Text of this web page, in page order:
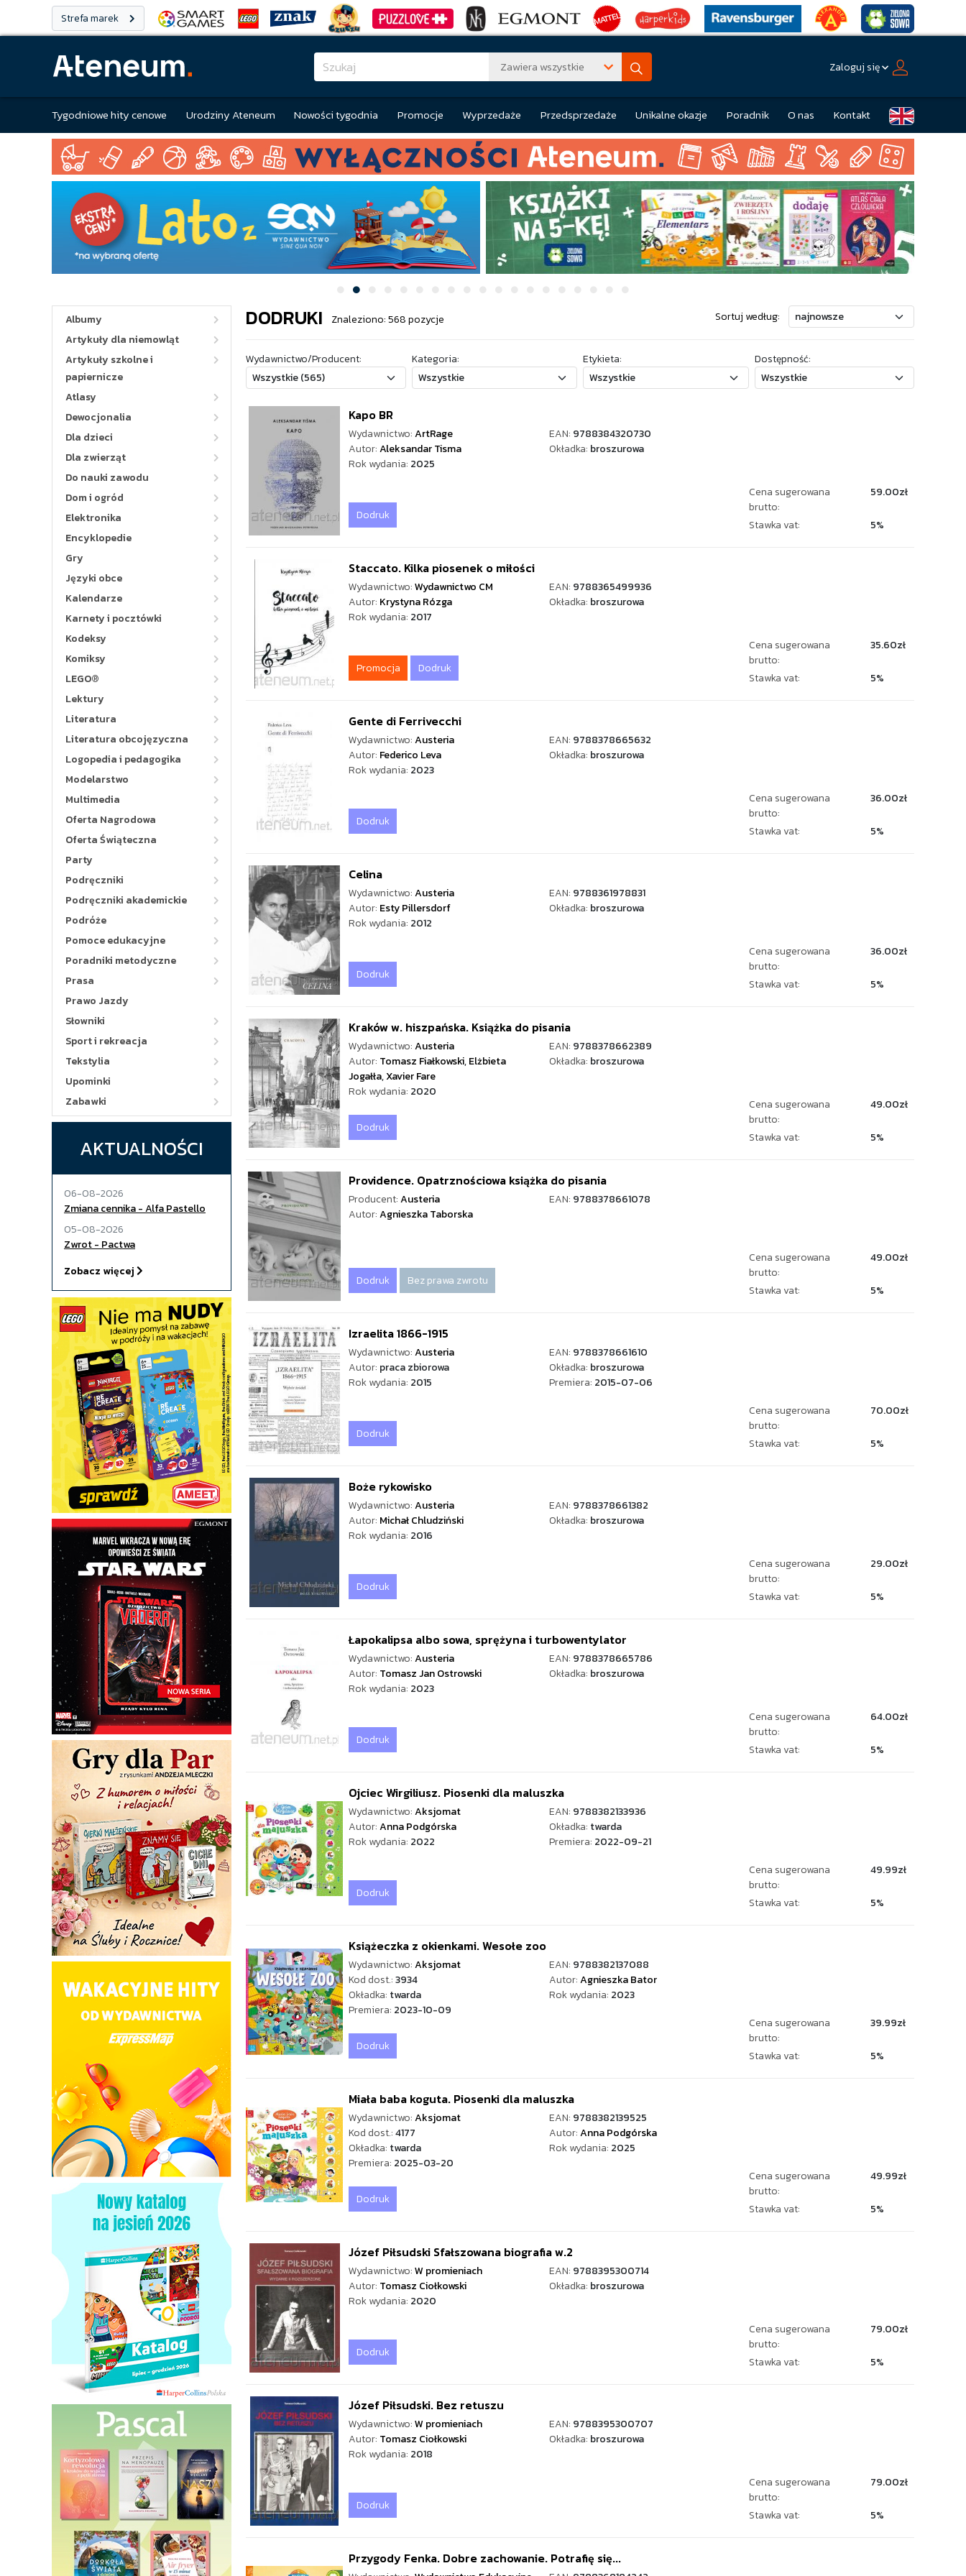
Strefa marek
Zawiera wszystkie Zaloguj się
Tygodniowe hity cenowe Urodziny Ateneum Nowości tygodnia Promocje Wyprzedaże Przedsprzedaże Unikalne okazje Poradnik O nas Kontakt
Albumy
Artykuły dla niemowląt
Artykuły szkolne i
papiernicze
Atlasy
Dewocjonalia
Dla dzieci
Dla zwierząt
Do nauki zawodu
Dom i ogród
Elektronika
Encyklopedie
Gry
Języki obce
Kalendarze
Karnety i pocztówki
Kodeksy
Komiksy
LEGO®
Lektury
Literatura
Literatura obcojęzyczna
Logopedia i pedagogika
Modelarstwo
Multimedia
Oferta Nagrodowa
Oferta Świąteczna
Party
Podręczniki
Podręczniki akademickie
Podróże
Pomoce edukacyjne
Poradniki metodyczne
Prasa
Prawo Jazdy
Słowniki
Sport i rekreacja
Tekstylia
Upominki
Zabawki
AKTUALNOŚCI
06-08-2026
Zmiana cennika - Alfa Pastello
05-08-2026
Zwrot - Pactwa
Zobacz więcej
DODRUKI Znaleziono: 568 pozycje Sortuj według:
Wydawnictwo/Producent: Kategoria: Etykieta: Dostępność:
Kapo BR
Wydawnictwo:ArtRage EAN: 9788384320730
Autor:Aleksandar Tisma Okładka: broszurowa
Rok wydania: 2025
Dodruk
Cena sugerowana
brutto:
59.00zł
Stawka vat: 5%
Staccato. Kilka piosenek o miłości
Wydawnictwo:Wydawnictwo CM EAN: 9788365499936
Autor: Krystyna Rózga Okładka: broszurowa
Rok wydania: 2017
Promocja Dodruk
Cena sugerowana
brutto:
35.60zł
Stawka vat: 5%
Gente di Ferrivecchi
Wydawnictwo:Austeria EAN: 9788378665632
Autor: Federico Leva Okładka: broszurowa
Rok wydania: 2023
Dodruk
Cena sugerowana
brutto:
36.00zł
Stawka vat: 5%
Celina
Wydawnictwo:Austeria EAN: 9788361978831
Autor: Esty Pillersdorf Okładka: broszurowa
Rok wydania: 2012
Dodruk
Cena sugerowana
brutto:
36.00zł
Stawka vat: 5%
Kraków w. hiszpańska. Książka do pisania
Wydawnictwo:Austeria EAN: 9788378662389
Autor: Tomasz Fiałkowski,Elżbieta
Jogałła,Xavier Fare
Okładka: broszurowa
Rok wydania: 2020
Dodruk
Cena sugerowana
brutto:
49.00zł
Stawka vat: 5%
Providence. Opatrznościowa książka do pisania
Producent:Austeria EAN: 9788378661078
Autor:Agnieszka Taborska
Dodruk Bez prawa zwrotu
Cena sugerowana
brutto:
49.00zł
Stawka vat: 5%
Izraelita 1866-1915
Wydawnictwo:Austeria EAN: 9788378661610
Autor: praca zbiorowa Okładka: broszurowa
Rok wydania: 2015 Premiera: 2015-07-06
Dodruk
Cena sugerowana
brutto:
70.00zł
Stawka vat: 5%
Boże rykowisko
Wydawnictwo:Austeria EAN: 9788378661382
Autor: Michał Chludziński Okładka: broszurowa
Rok wydania: 2016
Dodruk
Cena sugerowana
brutto:
29.00zł
Stawka vat: 5%
Łapokalipsa albo sowa, sprężyna i turbowentylator
Wydawnictwo:Austeria EAN: 9788378665786
Autor: Tomasz Jan Ostrowski Okładka: broszurowa
Rok wydania: 2023
Dodruk
Cena sugerowana
brutto:
64.00zł
Stawka vat: 5%
Ojciec Wirgiliusz. Piosenki dla maluszka
Wydawnictwo:Aksjomat EAN: 9788382133936
Autor:Anna Podgórska Okładka: twarda
Rok wydania: 2022 Premiera: 2022-09-21
Dodruk
Cena sugerowana
brutto:
49.99zł
Stawka vat: 5%
Książeczka z okienkami. Wesołe zoo
Wydawnictwo:Aksjomat EAN: 9788382137088
Kod dost.:3934 Autor:Agnieszka Bator
Okładka: twarda Rok wydania: 2023
Premiera: 2023-10-09
Dodruk
Cena sugerowana
brutto:
39.99zł
Stawka vat: 5%
Miała baba koguta. Piosenki dla maluszka
Wydawnictwo:Aksjomat EAN: 9788382139525
Kod dost.:4177 Autor:Anna Podgórska
Okładka: twarda Rok wydania: 2025
Premiera: 2025-03-20
Dodruk
Cena sugerowana
brutto:
49.99zł
Stawka vat: 5%
Józef Piłsudski Sfałszowana biografia w.2
Wydawnictwo:W promieniach EAN: 9788395300714
Autor: Tomasz Ciołkowski Okładka: broszurowa
Rok wydania: 2020
Dodruk
Cena sugerowana
brutto:
79.00zł
Stawka vat: 5%
Józef Piłsudski. Bez retuszu
Wydawnictwo:W promieniach EAN: 9788395300707
Autor: Tomasz Ciołkowski Okładka: broszurowa
Rok wydania: 2018
Dodruk
Cena sugerowana
brutto:
79.00zł
Stawka vat: 5%
Przygody Fenka. Dobre zachowanie. Potrafię się...